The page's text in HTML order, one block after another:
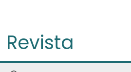
Revista